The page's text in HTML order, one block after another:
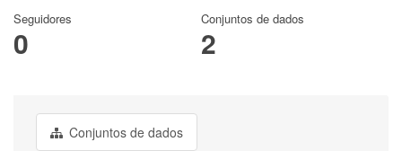
Seguidores
0
Conjuntos de dados
2
Conjuntos de dados